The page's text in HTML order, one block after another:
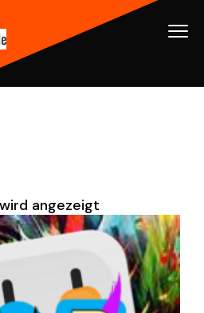
angezeigt